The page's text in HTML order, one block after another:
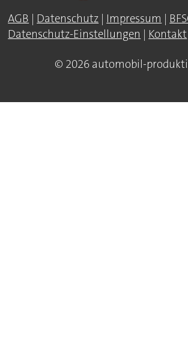
AGB | Datenschutz | Impressum |
Datenschutz-Einstellungen | Kontakt
© 2026 automobil-